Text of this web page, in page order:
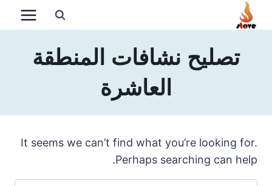
التجاوز
تصليح نشافات المنطقة
العاشرة
It seems we can’t find what you’re looking for.
Perhaps searching can help.